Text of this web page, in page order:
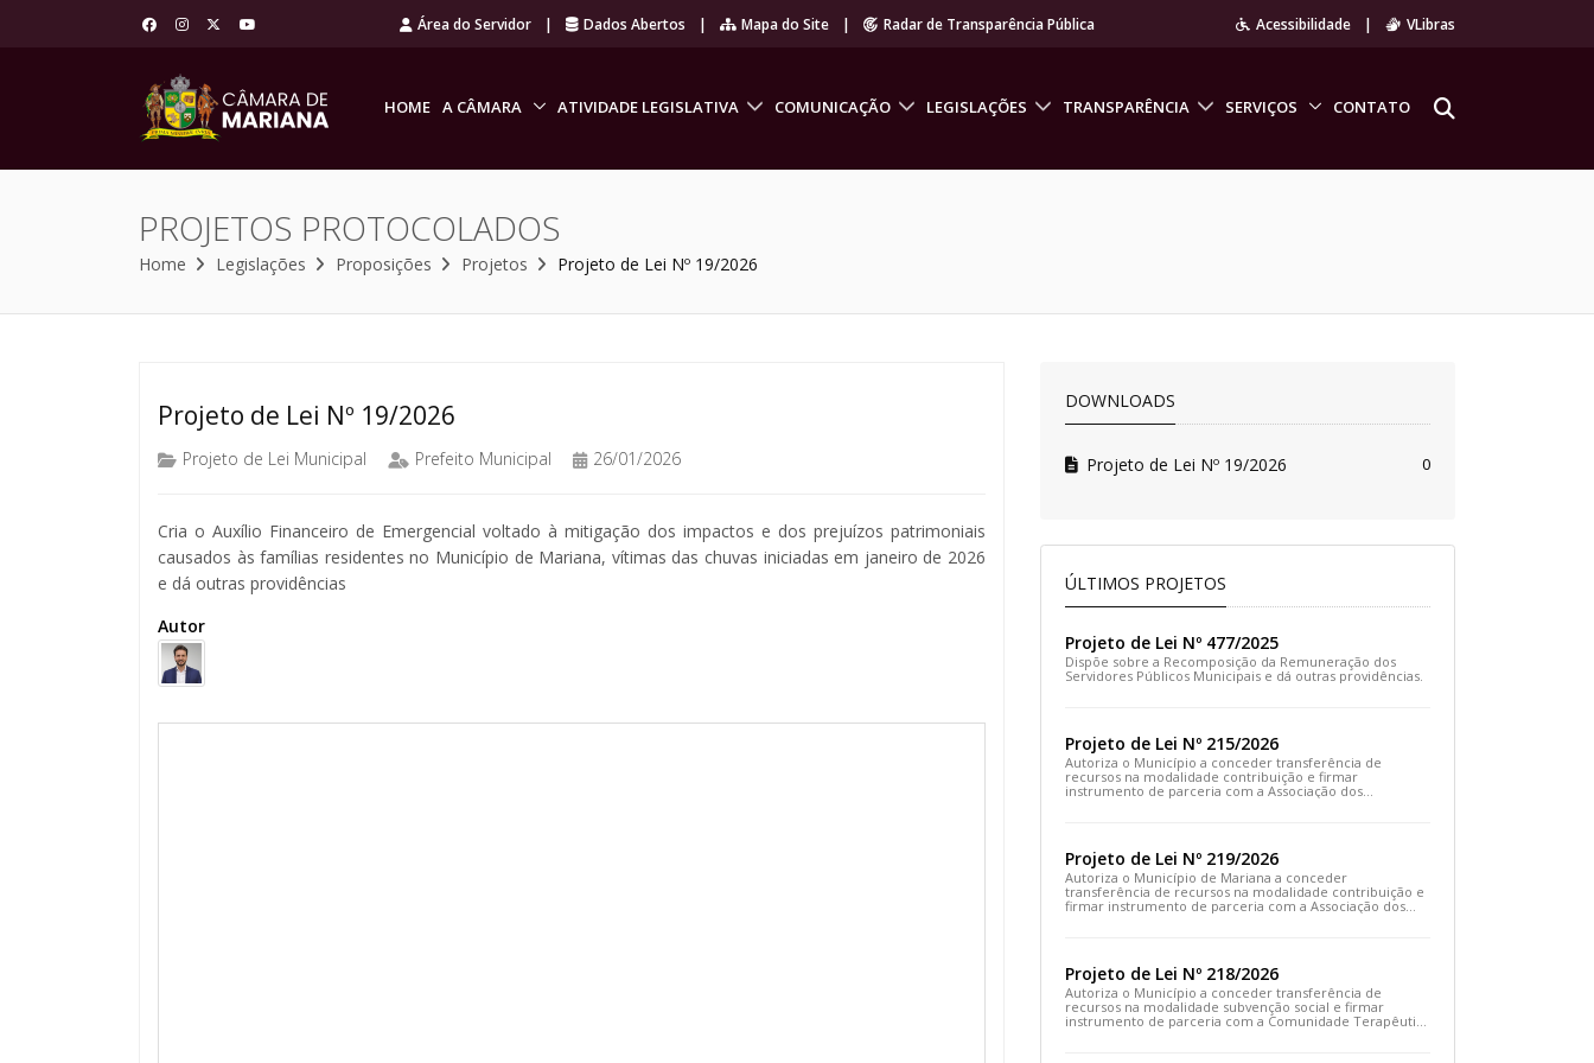
Área do Servidor | Dados Abertos | Mapa do Site | Radar de Transparência Pública Acessibilidade | VLibras
HOME A CÂMARA ATIVIDADE LEGISLATIVA COMUNICAÇÃO LEGISLAÇÕES TRANSPARÊNCIA SERVIÇOS CONTATO
PROJETOS PROTOCOLADOS
Home Legislações Proposições Projetos Projeto de Lei Nº 19/2026
Projeto de Lei Nº 19/2026
Projeto de Lei Municipal Prefeito Municipal 26/01/2026
Cria o Auxílio Financeiro de Emergencial voltado à mitigação dos impactos e dos prejuízos patrimoniais
causados às famílias residentes no Município de Mariana, vítimas das chuvas iniciadas em janeiro de 2026
e dá outras providências
Autor
DOWNLOADS
Projeto de Lei Nº 19/2026 0
ÚLTIMOS PROJETOS
Projeto de Lei Nº 477/2025
Dispõe sobre a Recomposição da Remuneração dos
Servidores Públicos Municipais e dá outras providências.
Projeto de Lei Nº 215/2026
Autoriza o Município a conceder transferência de
recursos na modalidade contribuição e firmar
instrumento de parceria com a Associação dos
Projeto de Lei Nº 219/2026
Autoriza o Município de Mariana a conceder
transferência de recursos na modalidade contribuição e
firmar instrumento de parceria com a Associação dos
Projeto de Lei Nº 218/2026
Autoriza o Município a conceder transferência de
recursos na modalidade subvenção social e firmar
instrumento de parceria com a Comunidade Terapêutica